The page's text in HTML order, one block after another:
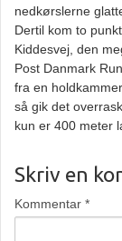
nedkørslerne
Dertil kom to
Kiddesvej, den
Post Danmark
fra en
så gik det
kun er 400 meter
Skriv en
Kommentar *